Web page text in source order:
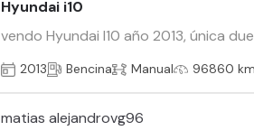
Hyundai i10
vendo Hyundai I10 año 2013, única
2013 Bencina Manual 96860 km
matias alejandrovg96